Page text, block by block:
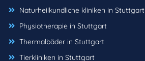
Naturheilkundliche kliniken in Stuttgart
Physiotherapie in Stuttgart
Thermalbäder in Stuttgart
Tierkliniken in Stuttgart